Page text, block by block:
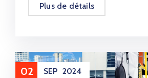
Plus de détails
02 SEP 2024